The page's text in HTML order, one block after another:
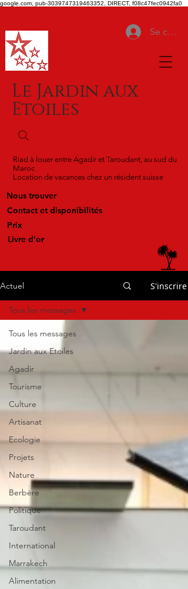
google.com, pub-3039747319463352, DIRECT, f08c47fec0942fa0
Se
Le Jardin aux
Etoiles
Riad à louer entre Agadir et Taroudant, au sud du
Maroc
Location de vacances chez un résident suisse
Nous trouver
Contact et disponibilités
Prix
Livre d'or
Actuel S'inscrire
Tous les messages
Jardin aux Etoiles
Agadir
Tourisme
Culture
Artisanat
Ecologie
Projets
Nature
Berbère
Politique
Taroudant
International
Marrakech
Alimentation
Tous les messages